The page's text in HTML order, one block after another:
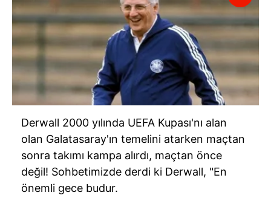
​Derwall 2000 yılında UEFA Kupası'nı alan
olan Galatasaray'ın temelini atarken maçtan
sonra takımı kampa alırdı, maçtan önce
değil! Sohbetimizde derdi ki Derwall, "En
önemli gece budur.